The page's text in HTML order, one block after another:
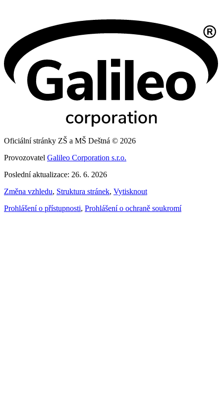
Oficiální stránky ZŠ a MŠ Deštná © 2026
Provozovatel Galileo Corporation s.r.o.
Poslední aktualizace: 26. 6. 2026
Změna vzhledu, Struktura stránek, Vytisknout
Prohlášení o přístupnosti, Prohlášení o ochraně soukromí